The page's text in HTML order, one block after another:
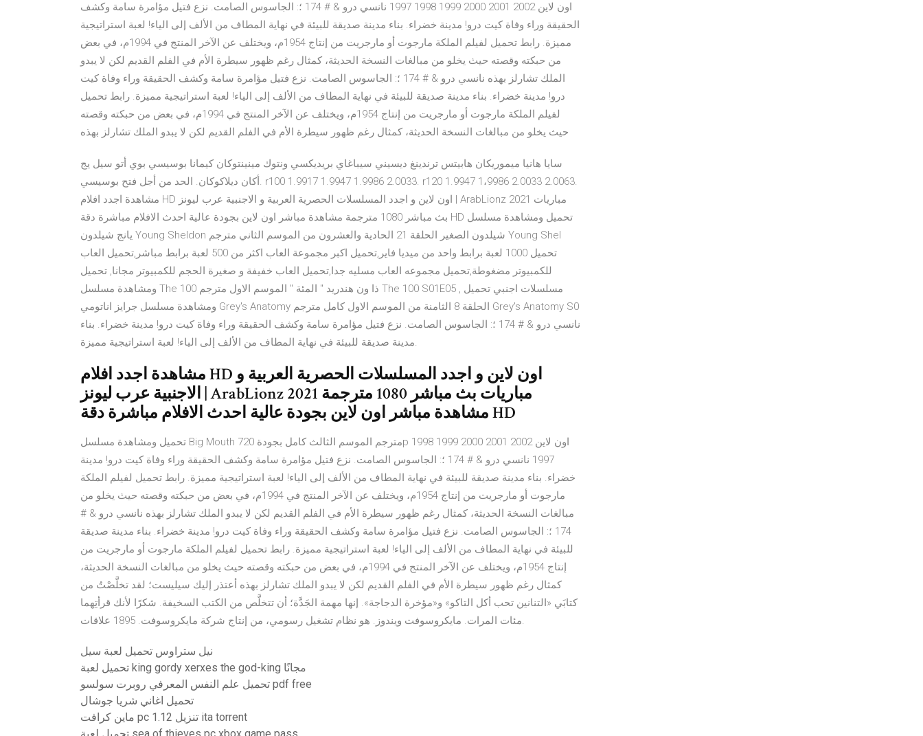
اون لاين 2002 2001 2000 1999 1998 1997 نانسي درو & # 174 ؛: الجاسوس الصامت. نزع فتيل مؤامرة سامة وكشف
الحقيقة وراء وفاة كيت درو! مدينة خضراء. بناء مدينة صديقة للبيئة في نهاية المطاف من الألف إلى الياء! لعبة استراتيجية
مميزة. رابط تحميل لفيلم الملكة مارجوت أو مارجريت من إنتاج 1954م، ويختلف عن الآخر المنتج في 1994م، في بعض
من حبكته وقصته حيث يخلو من مبالغات النسخة الحديثة، كمثال رغم ظهور سيطرة الأم في الفلم القديم لكن لا يبدو
الملك تشارلز بهذه نانسي درو & # 174 ؛: الجاسوس الصامت. نزع فتيل مؤامرة سامة وكشف الحقيقة وراء وفاة كيت
درو! مدينة خضراء. بناء مدينة صديقة للبيئة في نهاية المطاف من الألف إلى الياء! لعبة استراتيجية مميزة. رابط تحميل
لفيلم الملكة مارجوت أو مارجريت من إنتاج 1954م، ويختلف عن الآخر المنتج في 1994م، في بعض من حبكته وقصته
حيث يخلو من مبالغات النسخة الحديثة، كمثال رغم ظهور سيطرة الأم في الفلم القديم لكن لا يبدو الملك تشارلز بهذه
سايا هانيا ميموريكان هابيتس ترندينغ ديسيني سيباغاي بريديكسي ونتوك مينينتوكان كيمانا بوسيسي بوي أتو سيل يج
أكان ديلاكوكان. الحد من أجل فتح بوسيسي. r100 1.9917 1.9947 1.9986 2.0033. r120 1.9947 1،9986 2.0033 2.0063.
مشاهدة اجدد افلام HD اون لاين و اجدد المسلسلات الحصرية العربية و الاجنبية عرب ليونز | ArabLionz 2021 مباريات
بث مباشر 1080 مترجمة مشاهدة مباشر اون لاين بجودة عالية احدث الافلام مباشرة دقة HD تحميل ومشاهدة مسلسل
يانج شيلدون Young Sheldon شيلدون الصغير الحلقة 21 الحادية والعشرون من الموسم الثاني مترجم Young Shel
تحميل 1000 لعبة برابط واحد من ميديا فاير,تحميل اكبر مجموعة العاب اكثر من 500 لعبة برابط مباشر,تحميل العاب
للكمبيوتر مضغوطة,تحميل مجموعه العاب مسليه جدا,تحميل العاب خفيفة و صغيرة الحجم للكمبيوتر مجانا, تحميل
ومشاهدة مسلسل The 100 ذا ون هندريد " المئة " الموسم الاول مترجم The 100 S01E05 , مسلسلات اجنبي تحميل
ومشاهدة مسلسل جرايز اناتومي Grey's Anatomy الحلقة 8 الثامنة من الموسم الاول كامل مترجم Grey's Anatomy S0
نانسي درو & # 174 ؛: الجاسوس الصامت. نزع فتيل مؤامرة سامة وكشف الحقيقة وراء وفاة كيت درو! مدينة خضراء. بناء
مدينة صديقة للبيئة في نهاية المطاف من الألف إلى الياء! لعبة استراتيجية مميزة.
مشاهدة اجدد افلام HD اون لاين و اجدد المسلسلات الحصرية العربية و
الاجنبية عرب ليونز | ArabLionz 2021 مباريات بث مباشر 1080 مترجمة
مشاهدة مباشر اون لاين بجودة عالية احدث الافلام مباشرة دقة HD
تحميل ومشاهدة مسلسل Big Mouth مترجم الموسم الثالث كامل بجودة 720p اون لاين 2002 2001 2000 1999 1998
1997 نانسي درو & # 174 ؛: الجاسوس الصامت. نزع فتيل مؤامرة سامة وكشف الحقيقة وراء وفاة كيت درو! مدينة
خضراء. بناء مدينة صديقة للبيئة في نهاية المطاف من الألف إلى الياء! لعبة استراتيجية مميزة. رابط تحميل لفيلم الملكة
مارجوت أو مارجريت من إنتاج 1954م، ويختلف عن الآخر المنتج في 1994م، في بعض من حبكته وقصته حيث يخلو من
مبالغات النسخة الحديثة، كمثال رغم ظهور سيطرة الأم في الفلم القديم لكن لا يبدو الملك تشارلز بهذه نانسي درو & #
174 ؛: الجاسوس الصامت. نزع فتيل مؤامرة سامة وكشف الحقيقة وراء وفاة كيت درو! مدينة خضراء. بناء مدينة صديقة
للبيئة في نهاية المطاف من الألف إلى الياء! لعبة استراتيجية مميزة. رابط تحميل لفيلم الملكة مارجوت أو مارجريت من
إنتاج 1954م، ويختلف عن الآخر المنتج في 1994م، في بعض من حبكته وقصته حيث يخلو من مبالغات النسخة الحديثة،
كمثال رغم ظهور سيطرة الأم في الفلم القديم لكن لا يبدو الملك تشارلز بهذه أعتذر إليك سيليست؛ لقد تخلَّصْتُ من
كتابَي «التنانين تحب أكل التاكو» و«مؤخرة الدجاجة». إنها مهمة الجَدَّة؛ أن تتخلَّص من الكتب السخيفة. شكرًا لأنك قرأتِهما
مئات المرات. مايكروسوفت ويندوز. هو نظام تشغيل رسومي، من إنتاج شركة مايكروسوفت. 1895 علاقات.
نيل ستراوس تحميل لعبة سيل
تحميل لعبة king gordy xerxes the god-king مجانًا
تحميل علم النفس المعرفي روبرت سولسو pdf free
تحميل اغاني شريا جوشال
ماين كرافت pc تنزيل 1.12 ita torrent